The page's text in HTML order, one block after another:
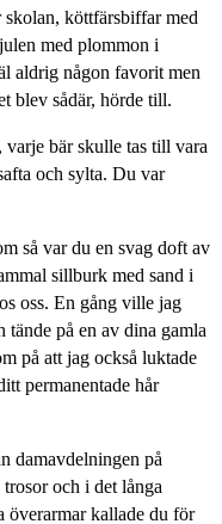
köttfärsbiffar med
med plommon i
aldrig någon favorit men
blev sådär, hörde till.
bär skulle tas till vara
och sylta. Du var
så var du en svag doft av
sillburk med sand i
oss. En gång ville jag
tände på en av dina gamla
på att jag också luktade
permanentade hår
damavdelningen på
och i det långa
överarmar kallade du för